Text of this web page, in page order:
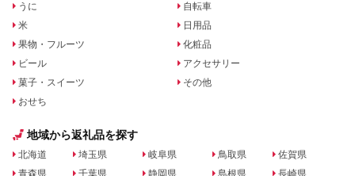
うに
米
果物・フルーツ
ビール
菓子・スイーツ
おせち
自転車
日用品
化粧品
アクセサリー
その他
地域から返礼品を探す
北海道
青森県
埼玉県
千葉県
岐阜県
静岡県
鳥取県
島根県
佐賀県
長崎県